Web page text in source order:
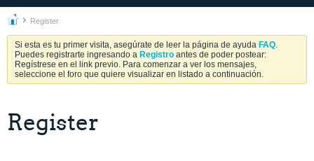
Register
Si esta es tu primer visita, asegúrate de leer la página de ayuda FAQ.
Puedes registrarte ingresando a Registro antes de poder postear:
Regístrese en el link previo. Para comenzar a ver los mensajes,
seleccione el foro que quiere visualizar en listado a continuación.
Register